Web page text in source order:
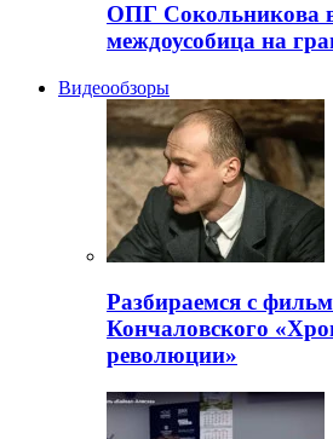
ОПГ Сокольникова
междоусобица на
Видеообзоры
Разбираемся с
Кончаловского
революции»